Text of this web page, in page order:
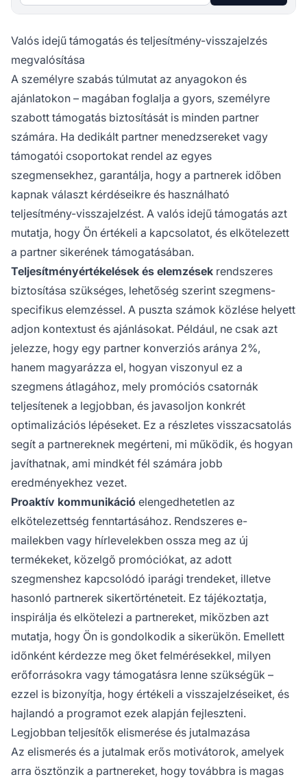
Valós idejű támogatás és teljesítmény-visszajelzés
megvalósítása
A személyre szabás túlmutat az anyagokon és
ajánlatokon – magában foglalja a gyors, személyre
szabott támogatás biztosítását is minden partner
számára. Ha dedikált partner menedzsereket vagy
támogatói csoportokat rendel az egyes
szegmensekhez, garantálja, hogy a partnerek időben
kapnak választ kérdéseikre és használható
teljesítmény-visszajelzést. A valós idejű támogatás azt
mutatja, hogy Ön értékeli a kapcsolatot, és elkötelezett
a partner sikerének támogatásában.
Teljesítményértékelések és elemzések rendszeres
biztosítása szükséges, lehetőség szerint szegmens-
specifikus elemzéssel. A puszta számok közlése helyett
adjon kontextust és ajánlásokat. Például, ne csak azt
jelezze, hogy egy partner konverziós aránya 2%,
hanem magyarázza el, hogyan viszonyul ez a
szegmens átlagához, mely promóciós csatornák
teljesítenek a legjobban, és javasoljon konkrét
optimalizációs lépéseket. Ez a részletes visszacsatolás
segít a partnereknek megérteni, mi működik, és hogyan
javíthatnak, ami mindkét fél számára jobb
eredményekhez vezet.
Proaktív kommunikáció elengedhetetlen az
elkötelezettség fenntartásához. Rendszeres e-
mailekben vagy hírlevelekben ossza meg az új
termékeket, közelgő promóciókat, az adott
szegmenshez kapcsolódó iparági trendeket, illetve
hasonló partnerek sikertörténeteit. Ez tájékoztatja,
inspirálja és elkötelezi a partnereket, miközben azt
mutatja, hogy Ön is gondolkodik a sikerükön. Emellett
időnként kérdezze meg őket felmérésekkel, milyen
erőforrásokra vagy támogatásra lenne szükségük –
ezzel is bizonyítja, hogy értékeli a visszajelzéseiket, és
hajlandó a programot ezek alapján fejleszteni.
Legjobban teljesítők elismerése és jutalmazása
Az elismerés és a jutalmak erős motivátorok, amelyek
arra ösztönzik a partnereket, hogy továbbra is magas